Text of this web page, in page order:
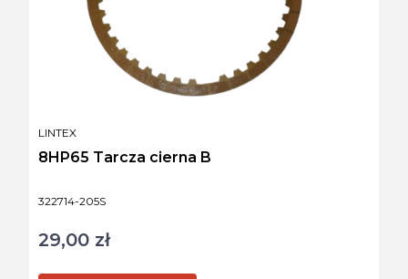
Kod produktu
322714-205S
8HP65 Tarcza cierna B
PRODUCENT
LINTEX
Cena
29,00 zł